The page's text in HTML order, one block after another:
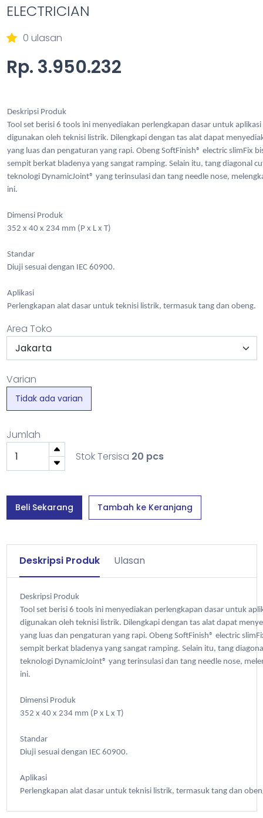
ELECTRICIAN
0 ulasan
Rp. 3.950.232
Deskripsi Produk
Tool set berisi 6 tools ini menyediakan perlengkapan dasar untuk
digunakan oleh teknisi listrik. Dilengkapi dengan tas alat dapat
yang luas dan pengaturan yang rapi. Obeng SoftFinish® electric slimFix
sempit berkat bladenya yang sangat ramping. Selain itu, tang diagonal
teknologi DynamicJoint® yang terinsulasi dan tang needle nose,
ini.
Dimensi Produk
352 x 40 x 234 mm (P x L x T)
Standar
Diuji sesuai dengan IEC 60900.
Aplikasi
Perlengkapan alat dasar untuk teknisi listrik, termasuk tang dan obeng.
Area Toko
Varian
Tidak ada varian
Jumlah
Stok Tersisa 20 pcs
Beli Sekarang Tambah ke Keranjang
Deskripsi Produk Ulasan
Deskripsi Produk
Tool set berisi 6 tools ini menyediakan perlengkapan dasar untuk
digunakan oleh teknisi listrik. Dilengkapi dengan tas alat dapat
yang luas dan pengaturan yang rapi. Obeng SoftFinish® electric
sempit berkat bladenya yang sangat ramping. Selain itu, tang
teknologi DynamicJoint® yang terinsulasi dan tang needle nose,
ini.
Dimensi Produk
352 x 40 x 234 mm (P x L x T)
Standar
Diuji sesuai dengan IEC 60900.
Aplikasi
Perlengkapan alat dasar untuk teknisi listrik, termasuk tang dan